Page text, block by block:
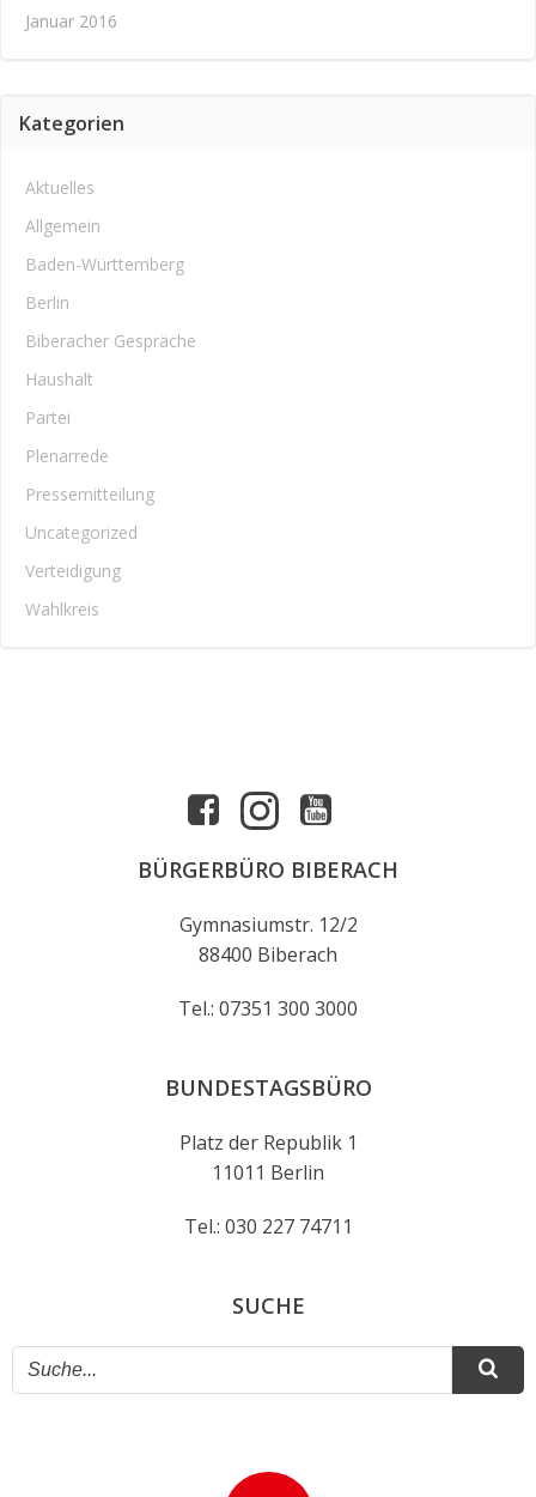
Januar 2016
Kategorien
Aktuelles
Allgemein
Baden-Württemberg
Berlin
Biberacher Gespräche
Haushalt
Partei
Plenarrede
Pressemitteilung
Uncategorized
Verteidigung
Wahlkreis
BÜRGERBÜRO BIBERACH
Gymnasiumstr. 12/2
88400 Biberach
Tel.: 07351 300 3000
BUNDESTAGSBÜRO
Platz der Republik 1
11011 Berlin
Tel.: 030 227 74711
SUCHE